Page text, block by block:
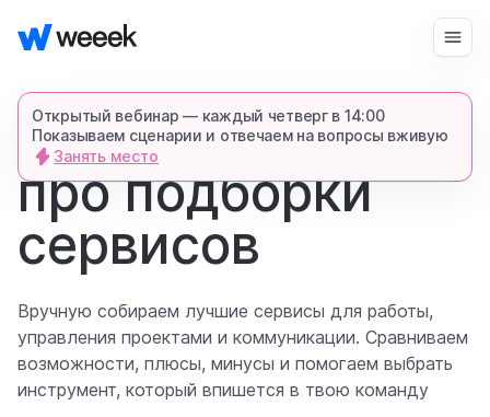
Открытый вебинар — каждый четверг в 14:00
Показываем сценарии и отвечаем на вопросы вживую
Занять место
продукт
возможности
запросить демонстрацию
спишемся в Телеграме и все покажем-
расскажем
Войти Начать бесплатно
про подборки
сервисов
Вручную собираем лучшие сервисы для работы,
управления проектами и коммуникации. Сравниваем
возможности, плюсы, минусы и помогаем выбрать
инструмент, который впишется в твою команду
главная блог